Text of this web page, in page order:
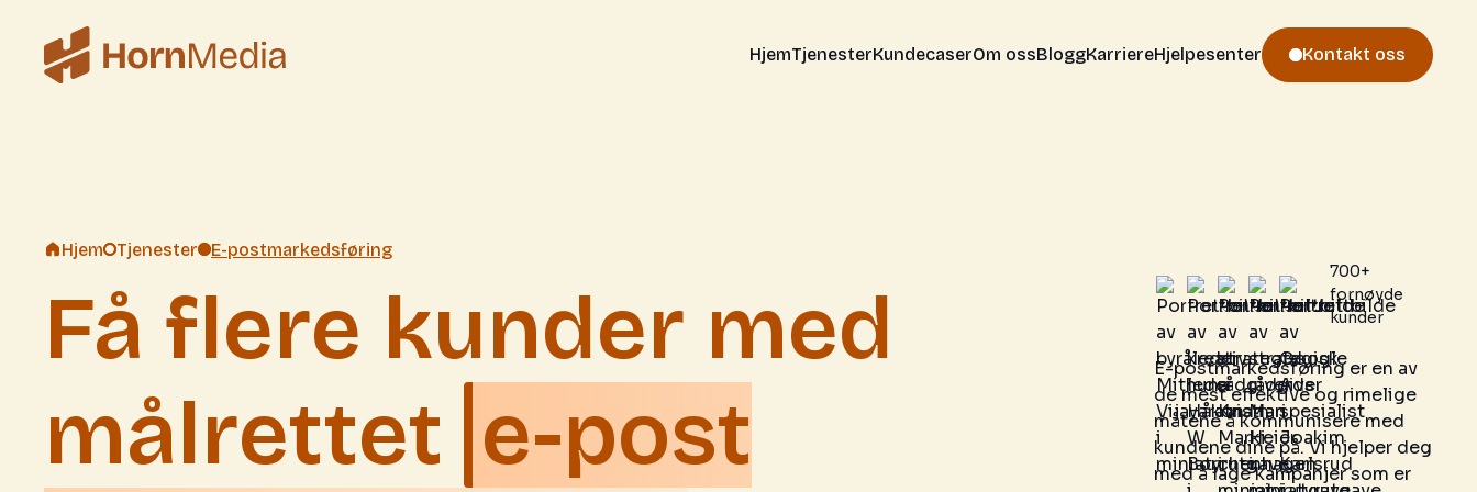
HjemTjenesterKundecaserOm ossBloggKarriereHjelpesenter Kontakt oss
Hjem Tjenester E-postmarkedsføring
Få flere kunder med
målrettet e-post
700+
fornøyde
kunder
E-postmarkedsføring er en av
de mest effektive og rimelige
måtene å kommunisere med
kundene dine på. Vi hjelper deg
med å lage kampanjer som er